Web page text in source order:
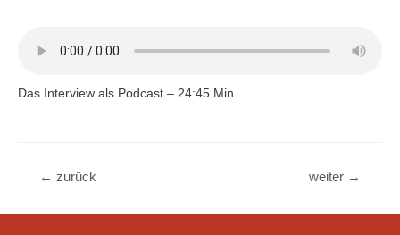
Das Interview als Podcast – 24:45 Min.
Beitragsnavigation
← zurück weiter →